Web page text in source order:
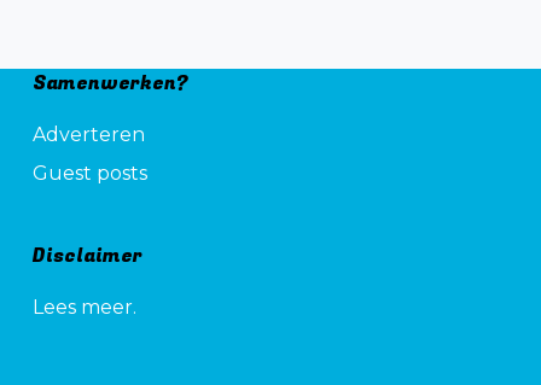
Samenwerken?
Adverteren
Guest posts
Disclaimer
Lees meer.